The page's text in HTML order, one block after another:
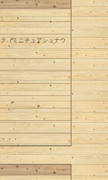
（ミニチュアシュナウ
・・